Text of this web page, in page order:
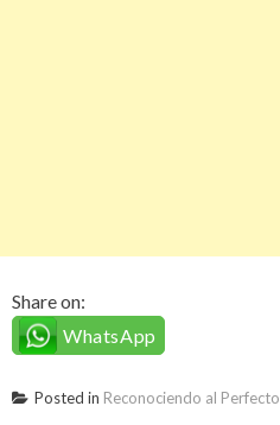
Share on:
WhatsApp
Posted in Reconociendo al